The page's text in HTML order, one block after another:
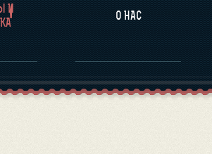
И
О НАС